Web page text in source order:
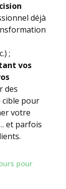
déjà
;
vos
des
cible pour
votre
et parfois
pour